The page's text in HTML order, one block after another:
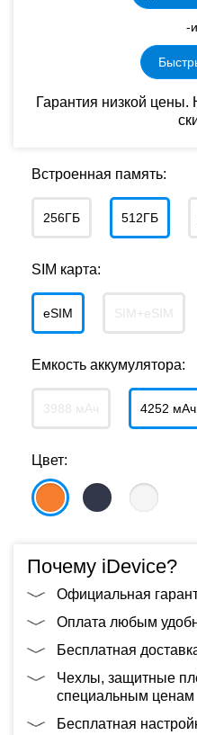
-
Гарантия низкой
Встроенная память:
256ГБ 512ГБ
SIM карта:
eSIM SIM+eSIM
Емкость аккумулятора:
3988 мАч 4252 мАч
Цвет:
Почему iDevice?
Официальная
Оплата любым
Бесплатная
Чехлы, защитные
специальным ценам
Бесплатная